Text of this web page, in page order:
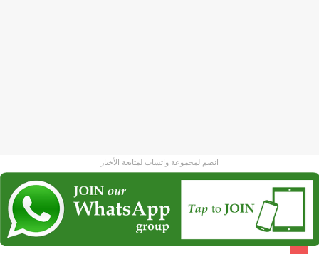
انضم لمجموعة واتساب لمتابعة الأخبار